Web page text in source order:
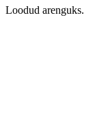
Loodud arenguks.